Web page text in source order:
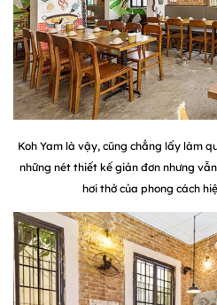
Koh Yam là vậy, cũng chẳng lấy làm
những nét thiết kế giản đơn nhưng
hơi thở của phong cách